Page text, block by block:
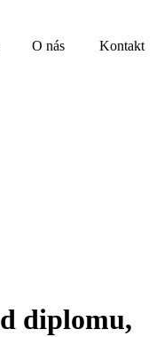
O nás Kontakt
diplomu,